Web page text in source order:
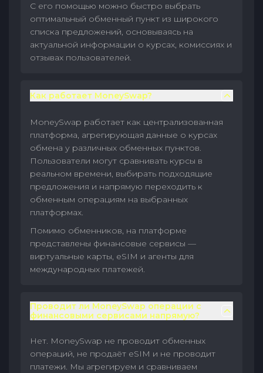
С его помощью можно быстро выбрать
оптимальный обменный пункт из широкого
списка предложений, основываясь на
актуальной информации о курсах, комиссиях и
отзывах пользователей.
Как работает MoneySwap?
MoneySwap работает как централизованная
платформа, агрегирующая данные о курсах
обмена у различных обменных пунктов.
Пользователи могут сравнивать курсы в
реальном времени, выбирать подходящие
предложения и напрямую переходить к
обменным операциям на выбранных
платформах.
Помимо обменников, на платформе
представлены финансовые сервисы —
виртуальные карты, eSIM и агенты для
международных платежей.
Проводит ли MoneySwap операции с
финансовыми сервисами напрямую?
Нет. MoneySwap не проводит обменных
операций, не продаёт eSIM и не проводит
платежи. Мы агрегируем и сравниваем